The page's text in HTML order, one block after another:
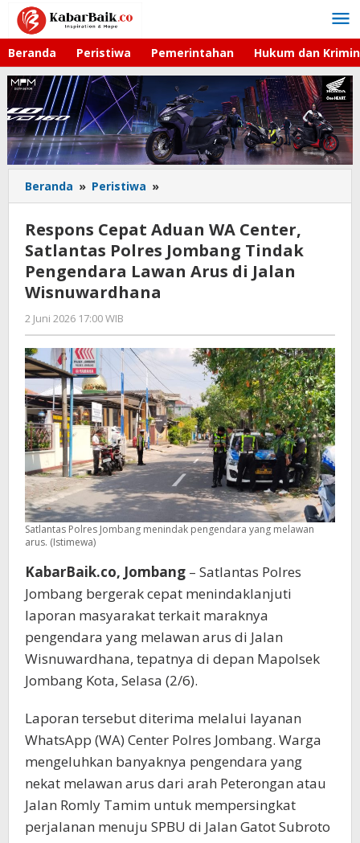
Lewati
konten
Beranda Peristiwa Pemerintahan Hukum dan
Beranda » Peristiwa »
Cepat
Aduan
WA
Center,
Satlantas
Pengendara
Lawan
di
Jalan
Wisnuwardhana
Respons Cepat Aduan WA Center,
Satlantas Polres Jombang Tindak
Pengendara Lawan Arus di Jalan
Wisnuwardhana
2 Juni 2026 17:00 WIB
Gagah
Saputra
Satlantas Polres Jombang menindak pengendara yang melawan
arus. (Istimewa)
KabarBaik.co, Jombang – Satlantas Polres
Jombang bergerak cepat menindaklanjuti
laporan masyarakat terkait maraknya
pengendara yang melawan arus di Jalan
Wisnuwardhana, tepatnya di depan Mapolsek
Jombang Kota, Selasa (2/6).
Laporan tersebut diterima melalui layanan
WhatsApp (WA) Center Polres Jombang. Warga
mengeluhkan banyaknya pengendara yang
nekat melawan arus dari arah Peterongan atau
Jalan Romly Tamim untuk mempersingkat
perjalanan menuju SPBU di Jalan Gatot Subroto